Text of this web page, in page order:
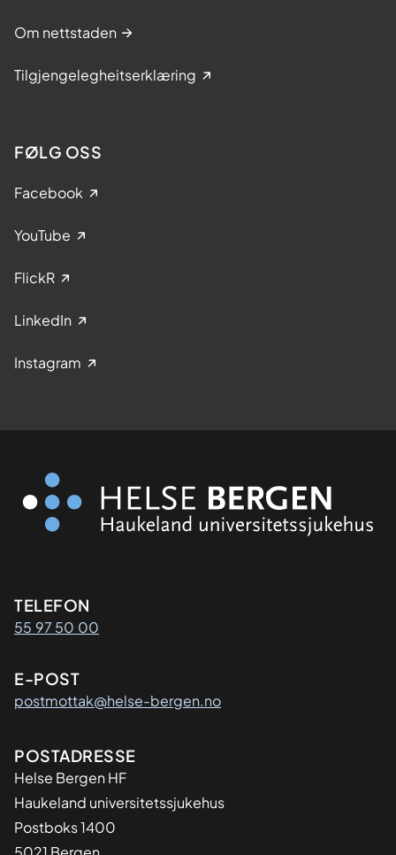
Om nettstaden
Tilgjengelegheitserklæring
FØLG OSS
Facebook
YouTube
FlickR
LinkedIn
Instagram
Kontaktinformasjon
TELEFON
55 97 50 00
E-POST
postmottak@helse-bergen.no
Adresse
POSTADRESSE
Helse Bergen HF
Haukeland universitetssjukehus
Postboks 1400